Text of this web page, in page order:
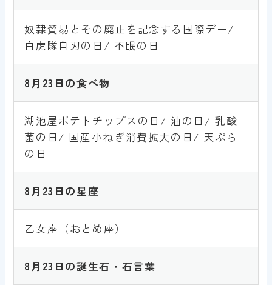
奴隷貿易とその廃止を記念する国際デー/
白虎隊自刃の日/ 不眠の日
8月23 日 の食べ物
湖池屋ポテトチップスの日/ 油の日/ 乳酸
菌の日/ 国産小ねぎ消費拡大の日/ 天ぷら
の日
8月23 日 の星座
乙女座（おとめ座）
8月23 日 の誕生石・石言葉